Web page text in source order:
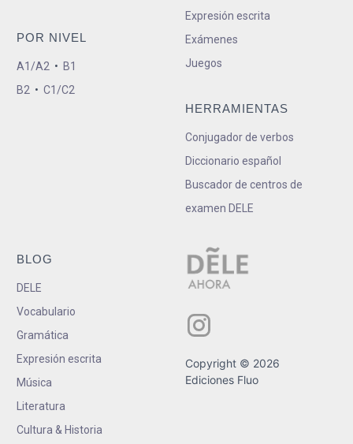
POR NIVEL
A1/A2 • B1
B2 • C1/C2
Expresión escrita
Exámenes
Juegos
HERRAMIENTAS
Conjugador de verbos
Diccionario español
Buscador de centros de
examen DELE
BLOG
DELE
Vocabulario
Gramática
Expresión escrita
Música
Literatura
Cultura & Historia
Copyright © 2026
Ediciones Fluo